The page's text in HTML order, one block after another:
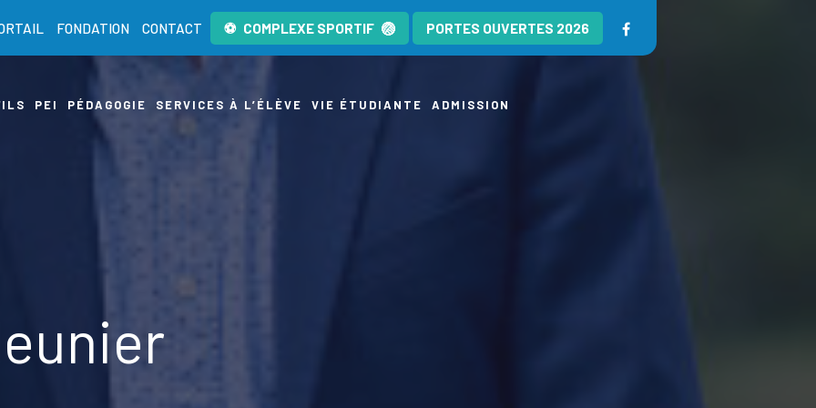
FONDATION CONTACT COMPLEXE SPORTIF PORTES OUVERTES 2026
PEI PÉDAGOGIE SERVICES À L’ÉLÈVE VIE ÉTUDIANTE ADMISSION